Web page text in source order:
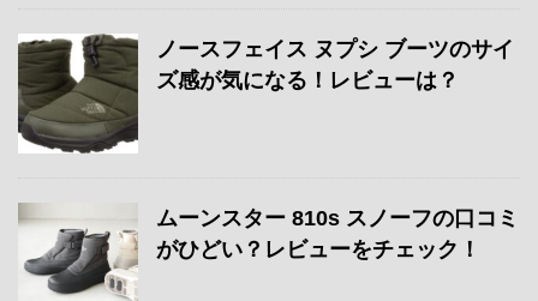
ノースフェイス ヌプシ ブーツのサイ
ズ感が気になる！レビューは？
ムーンスター 810s スノーフの口コミ
がひどい？レビューをチェック！